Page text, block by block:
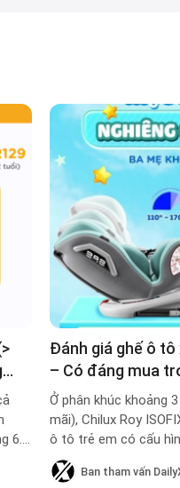
6.4
Đánh giá ghế ô tô
– Có đáng mua
Ở phân khúc khoảng
mãi), Chilux Roy
ô tô trẻ em có cấu
dùng từ sơ sinh đến
Ban tham vấn